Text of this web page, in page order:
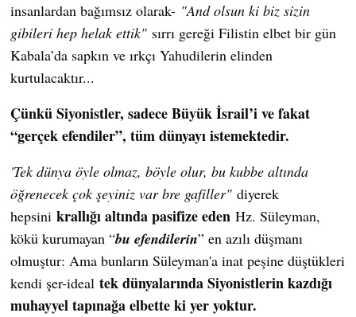
insanlardan bağımsız olarak- "And olsun ki biz sizin
gibileri hep helak ettik"sırrı gereği Filistin elbet bir gün
Kabala’da sapkın ve ırkçı Yahudilerin elinden
kurtulacaktır...
Çünkü Siyonistler, sadece Büyük İsrail’i ve fakat
“gerçek efendiler”, tüm dünyayı istemektedir.
'Tek dünya öyle olmaz, böyle olur, bu kubbe altında
öğrenecek çok şeyiniz var bre gafiller"diyerek
hepsini krallığı altında pasifize eden Hz. Süleyman,
kökü kurumayan “bu efendilerin” en azılı düşmanı
olmuştur: Ama bunların Süleyman'a inat peşine düştükleri
kendi şer-ideal tek dünyalarında Siyonistlerin kazdığı
muhayyel tapınağa elbette ki yer yoktur.